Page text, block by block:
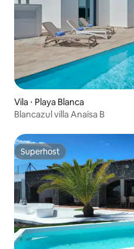
Vila ⋅ Playa Blanca
Blancazul villa Anaisa B
Superhost
Superhost